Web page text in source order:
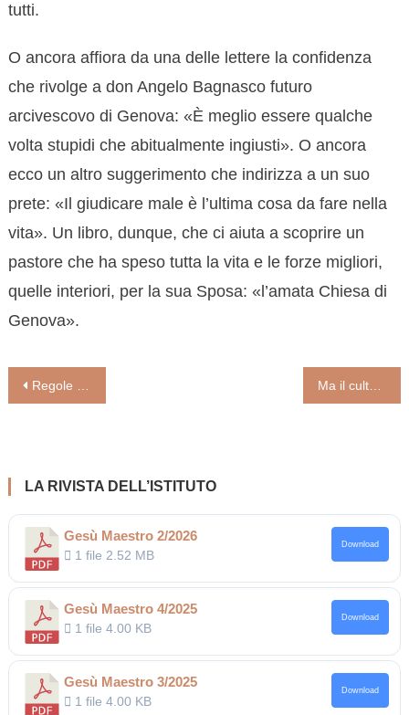
tutti.
O ancora affiora da una delle lettere la confidenza
che rivolge a don Angelo Bagnasco futuro
arcivescovo di Genova: «È meglio essere qualche
volta stupidi che abitualmente ingiusti». O ancora
ecco un altro suggerimento che indirizza a un suo
prete: «Il giudicare male è l’ultima cosa da fare nella
vita». Un libro, dunque, che ci aiuta a scoprire un
pastore che ha speso tutta la vita e le forze migliori,
quelle interiori, per la sua Sposa: «l’amata Chiesa di
Genova».
Navigazione
Regole per i funerali. La cremazione solo dopo le esequie. No al rito con l’urna Ma il culto popolare dei santi è davvero una reliquia pagana? (di Giuseppe Lorizio)
LA RIVISTA DELL’ISTITUTO
Gesù Maestro 2/2026
1 file 2.52 MB
Download
Gesù Maestro 4/2025
1 file4.00 KB
Download
Gesù Maestro 3/2025
1 file4.00 KB
Download